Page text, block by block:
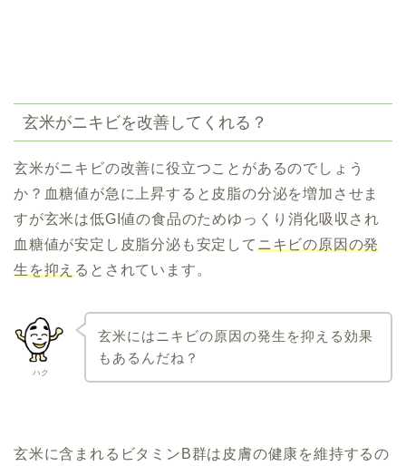
玄米がニキビを改善してくれる？
玄米がニキビの改善に役立つことがあるのでしょう
か？血糖値が急に上昇すると皮脂の分泌を増加させま
すが玄米は低GI値の食品のためゆっくり消化吸収され
血糖値が安定し皮脂分泌も安定して ニキビの原因の発
生を抑え るとされています。
ハク
玄米にはニキビの原因の発生を抑える効果
もあるんだね？
玄米に含まれるビタミンB群は皮膚の健康を維持するの